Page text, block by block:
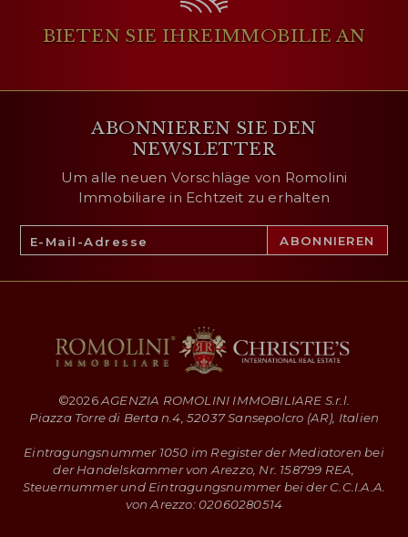
BIETEN SIE IHREIMMOBILIE AN
ABONNIEREN SIE DEN
NEWSLETTER
Um alle neuen Vorschläge von Romolini
Immobiliare in Echtzeit zu erhalten
©2026AGENZIA ROMOLINI IMMOBILIARE S.r.l.
Piazza Torre di Berta n.4, 52037 Sansepolcro (AR), Italien
Eintragungsnummer 1050 im Register der Mediatoren bei
der Handelskammer von Arezzo, Nr. 158799 REA,
Steuernummer und Eintragungsnummer bei der C.C.I.A.A.
von Arezzo: 02060280514